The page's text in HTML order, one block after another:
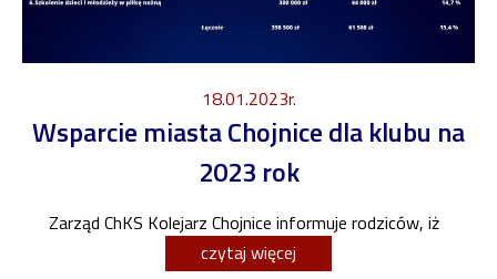
18.01.2023r.
Wsparcie miasta Chojnice dla klubu na
2023 rok
Zarząd ChKS Kolejarz Chojnice informuje rodziców, iż
czytaj więcej